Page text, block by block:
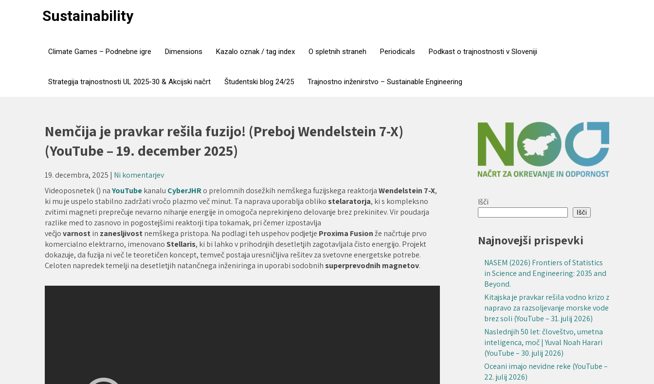
Sustainability
Climate Games – Podnebne igre Dimensions Kazalo oznak / tag index O spletnih straneh Periodicals Podkast o trajnostnosti v Sloveniji
Strategija trajnostnosti UL 2025-30 & Akcijski načrt Študentski blog 24/25 Trajnostno inženirstvo – Sustainable Engineering
Nemčija je pravkar rešila fuzijo! (Preboj Wendelstein 7-X)
(YouTube – 19. december 2025)
19. decembra, 2025 | Ni komentarjev
Videoposnetek () naYouTubekanalu CyberJHRo prelomnih dosežkih nemškega fuzijskega reaktorjaWendelstein 7-X,
ki mu je uspelo stabilno zadržati vročo plazmo več minut. Ta naprava uporablja oblikostelaratorja, ki s kompleksno
zvitimi magneti preprečuje nevarno nihanje energije in omogoča neprekinjeno delovanje brez prekinitev. Vir poudarja
razlike med to zasnovo in pogostejšimi reaktorji tipa tokamak, pri čemer izpostavlja
večjovarnostin zanesljivostnemškega pristopa. Na podlagi teh uspehov podjetje Proxima Fusionže načrtuje prvo
komercialno elektrarno, imenovanoStellaris, ki bi lahko v prihodnjih desetletjih zagotavljala čisto energijo. Projekt
dokazuje, da fuzija ni več le teoretičen koncept, temveč postaja uresničljiva rešitev za svetovne energetske potrebe.
Celoten napredek temelji na desetletjih natančnega inženiringa in uporabi sodobnihsuperprevodnih magnetov.
Išči
Išči
Najnovejši prispevki
NASEM (2026) Frontiers of Statistics
in Science and Engineering: 2035 and
Beyond.
Kitajska je pravkar rešila vodno krizo z
napravo za razsoljevanje morske vode
brez soli (YouTube – 31. julij 2026)
Naslednjih 50 let: človeštvo, umetna
inteligenca, moč | Yuval Noah Harari
(YouTube – 30. julij 2026)
Oceani imajo nevidne reke (YouTube –
22. julij 2026)